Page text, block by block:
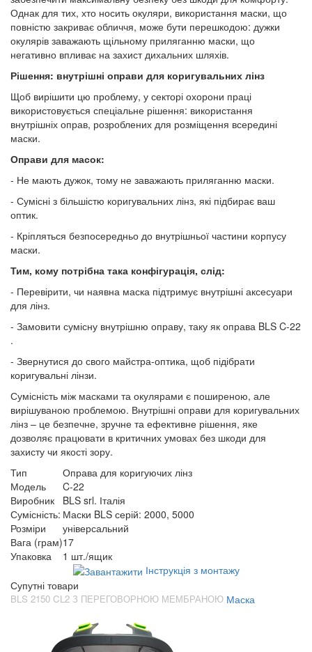
Однак для тих, хто носить окуляри, використання маски, що
повністю закриває обличчя, може бути перешкодою: дужки
окулярів заважають щільному приляганню маски, що
негативно впливає на захист дихальних шляхів.
Рішення: внутрішні оправи для коригувальних лінз
Щоб вирішити цю проблему, у секторі охорони праці
використовується спеціальне рішення: використання
внутрішніх оправ, розроблених для розміщення всередині
маски.
Оправи для масок:
- Не мають дужок, тому не заважають приляганню маски.
- Сумісні з більшістю коригувальних лінз, які підбирає ваш
оптик.
- Кріпляться безпосередньо до внутрішньої частини корпусу
маски.
Тим, кому потрібна така конфігурація, слід:
- Перевірити, чи наявна маска підтримує внутрішні аксесуари
для лінз.
- Замовити сумісну внутрішню оправу, таку як оправа BLS C-22
.
- Звернутися до свого майстра-оптика, щоб підібрати
коригувальні лінзи.
Сумісність між масками та окулярами є поширеною, але
вирішуваною проблемою. Внутрішні оправи для коригувальних
лінз – це безпечне, зручне та ефективне рішення, яке
дозволяє працювати в критичних умовах без шкоди для
захисту чи якості зору.
Тип
Оправа для коригуючих лінз
Модель
C-22
Виробник
BLS srl. Італія
Сумісність: Маски BLS серій: 2000, 5000
Розміри
універсальний
Вага (грам)17
Упаковка
1 шт./ящик
Інструкція з монтажу
Супутні товари
BLS 2150 CL2 З ПЕРЕГОВОРНОЮ МЕМБРАНОЮ Маска